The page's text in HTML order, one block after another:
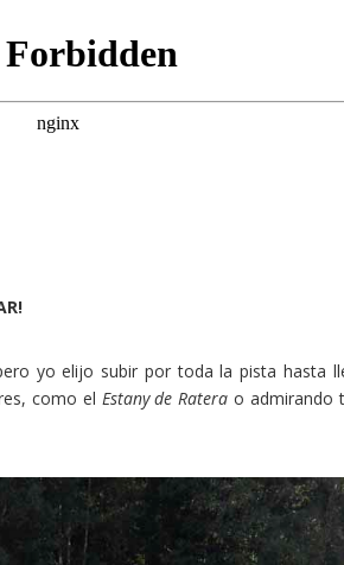
yo elijo subir por toda la pista hasta
como el Estany de Ratera o admirando
LinkedIn Gmail